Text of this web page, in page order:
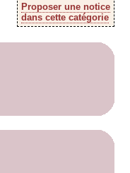
Proposer une notice
dans cette catégorie